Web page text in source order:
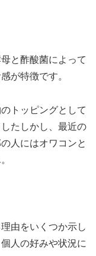
と酢酸菌によって
が特徴です。
トッピングとして
たしかし、最近の
人にはオワコンと
由をいくつか示し
人の好みや状況に